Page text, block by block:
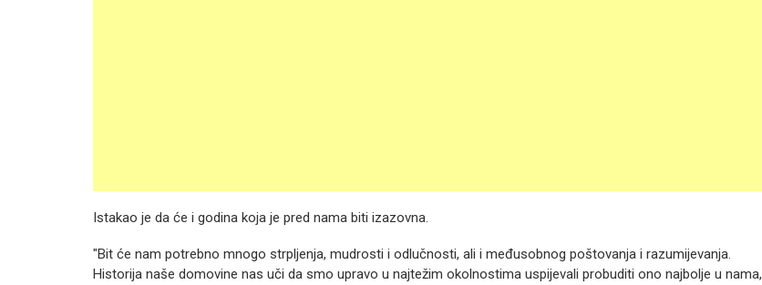
Istakao je da će i godina koja je pred nama biti izazovna.
"Bit će nam potrebno mnogo strpljenja, mudrosti i odlučnosti, ali i međusobnog poštovanja i razumijevanja.
Historija naše domovine nas uči da smo upravo u najtežim okolnostima uspijevali probuditi ono najbolje u nama,